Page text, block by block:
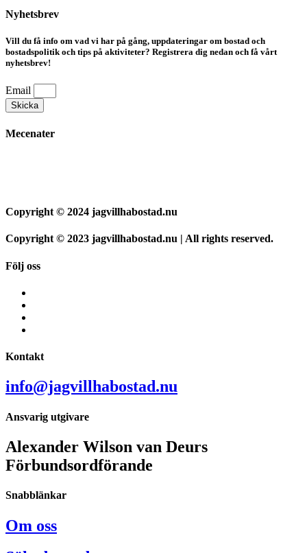
Nyhetsbrev
Vill du få info om vad vi har på gång, uppdateringar om bostad och
bostadspolitik och tips på aktiviteter? Registrera dig nedan och få vårt
nyhetsbrev!
Email
Skicka
Mecenater
Copyright © 2024 jagvillhabostad.nu
Copyright © 2023 jagvillhabostad.nu | All rights reserved.
Följ oss
Kontakt
info@jagvillhabostad.nu
Ansvarig utgivare
Alexander Wilson van Deurs
Förbundsordförande
Snabblänkar
Om oss